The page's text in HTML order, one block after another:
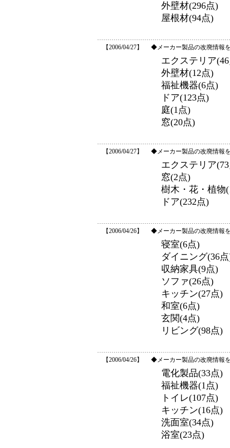
外壁材(296点)
屋根材(94点)
【2006/04/27】 ◆メーカー製品の改廃情報
エクステリア
外壁材(12点)
福祉機器(6点)
ドア(123点)
庭(1点)
窓(20点)
【2006/04/27】 ◆メーカー製品の改廃情報
エクステリア
窓(2点)
樹木・花・植物
ドア(232点)
【2006/04/26】 ◆メーカー製品の改廃情報
寝室(6点)
ダイニング(36
収納家具(9点)
ソファ(26点)
キッチン(27点)
和室(6点)
玄関(4点)
リビング(98点)
【2006/04/26】 ◆メーカー製品の改廃情報
電化製品(33点)
福祉機器(1点)
トイレ(107点)
キッチン(16点)
洗面室(34点)
浴室(23点)